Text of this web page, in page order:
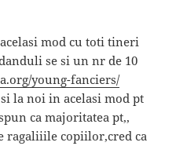
mod cu toti tineri
se si un nr de 10
young-fanciers/
la noi in acelasi mod pt
ca majoritatea pt,,
ragaliiile copiilor,cred ca